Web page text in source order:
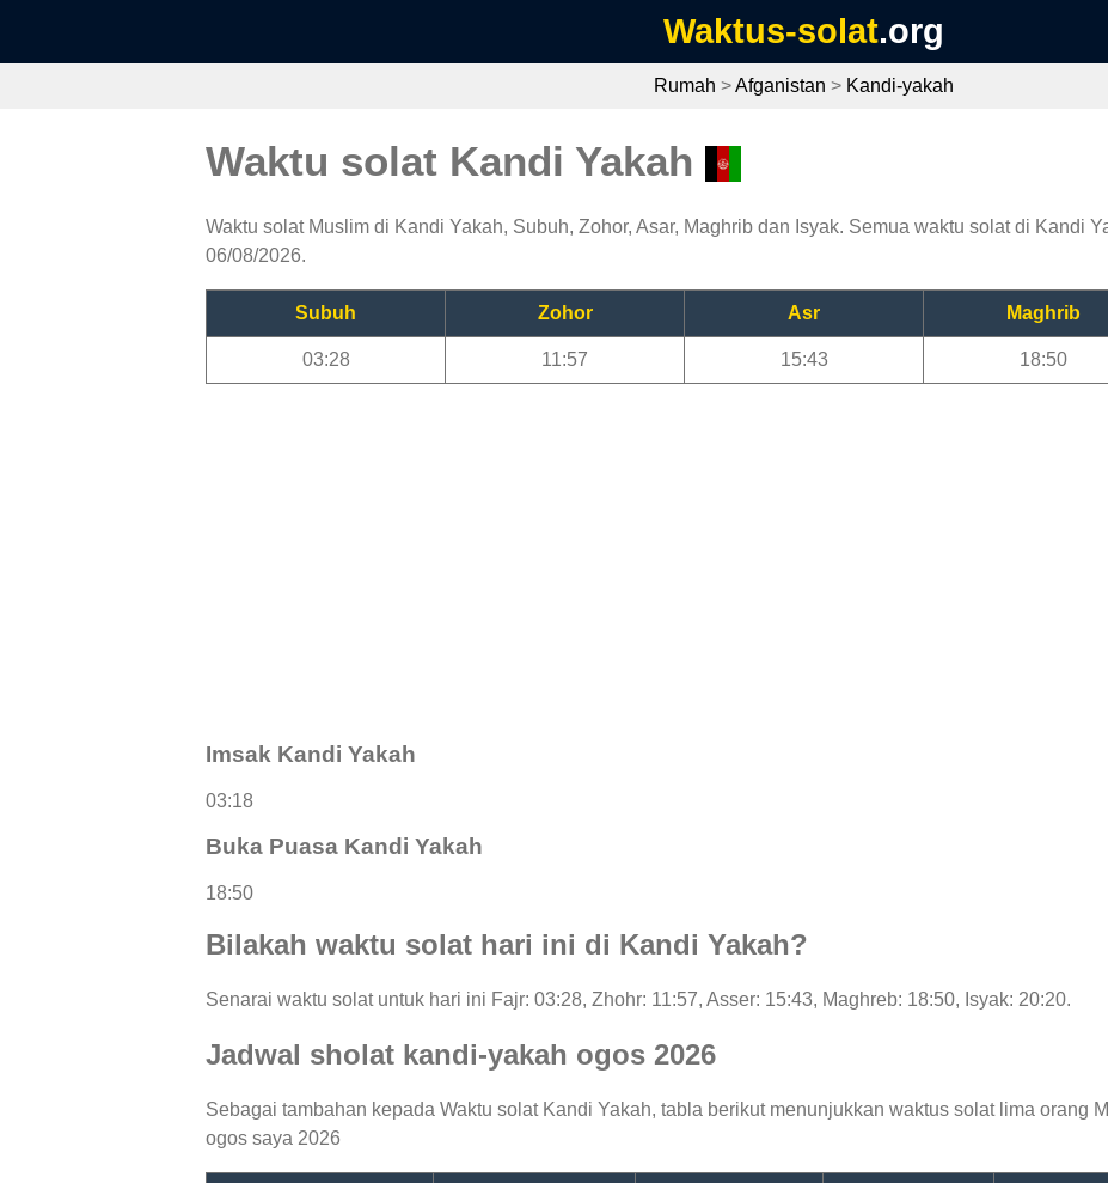
Waktus-solat.org
Rumah >Afganistan > Kandi-yakah
Waktu solat Kandi Yakah
Waktu solat Muslim di Kandi Yakah, Subuh, Zohor, Asar, Maghrib dan Isyak. Semua waktu solat di Kandi
06/08/2026.
Subuh Zohor Asr Maghrib
03:28 11:57 15:43 18:50
Imsak Kandi Yakah
03:18
Buka Puasa Kandi Yakah
18:50
Bilakah waktu solat hari ini di Kandi Yakah?
Senarai waktu solat untuk hari ini Fajr: 03:28, Zhohr: 11:57, Asser: 15:43, Maghreb: 18:50, Isyak: 20:20.
Jadwal sholat kandi-yakah ogos 2026
Sebagai tambahan kepada Waktu solat Kandi Yakah, tabla berikut menunjukkan waktus solat lima orang
ogos saya 2026